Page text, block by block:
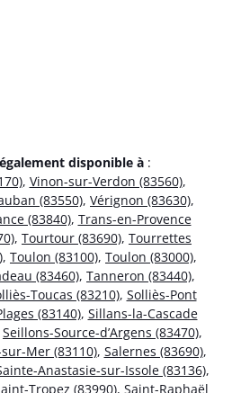
disponible à :
, Vinon-sur-Verdon (83560),
(83550), Vérignon (83630),
(83840), Trans-en-Provence
, Tourtour (83690), Tourrettes
, Toulon (83100), Toulon (83000),
(83460), Tanneron (83440),
Toucas (83210), Solliès-Pont
(83140), Sillans-la-Cascade
Seillons-Source-d’Argens (83470),
Mer (83110), Salernes (83690),
Anastasie-sur-Issole (83136),
Tropez (83990), Saint-Raphaël